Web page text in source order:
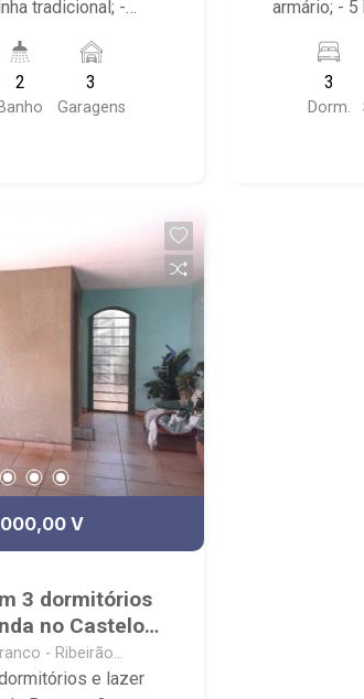
tradicional; -
- corredor lateral; -
sendo 2 cobertas;
Mialich,
2
Banho
3
Garagens
armário; -
armário; -
-
sendo 2
3
Dorm.
V
3 dormitórios
no Castelo
- Ribeirão
e lazer